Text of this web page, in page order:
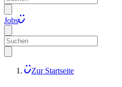
Jobs
Zur Startseite